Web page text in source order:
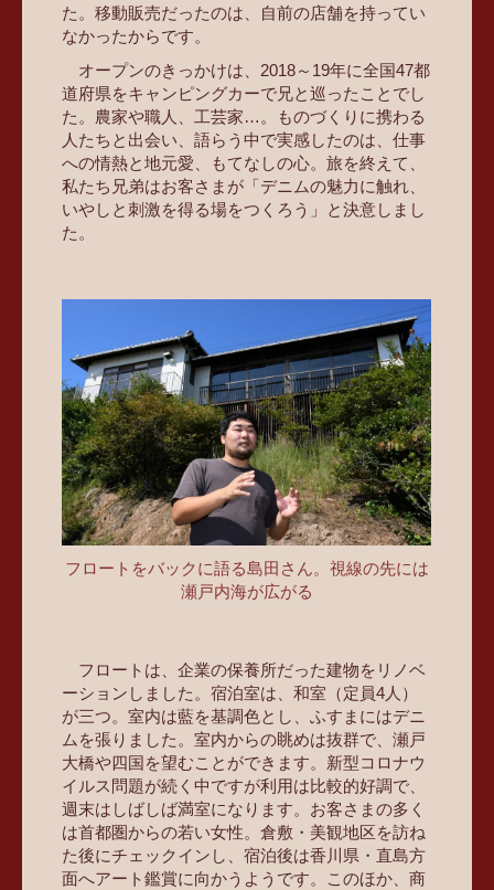
た。移動販売だったのは、自前の店舗を持ってい
なかったからです。
オープンのきっかけは、2018～19年に全国47都
道府県をキャンピングカーで兄と巡ったことでし
た。農家や職人、工芸家…。ものづくりに携わる
人たちと出会い、語らう中で実感したのは、仕事
への情熱と地元愛、もてなしの心。旅を終えて、
私たち兄弟はお客さまが「デニムの魅力に触れ、
いやしと刺激を得る場をつくろう」と決意しまし
た。
フロートをバックに語る島田さん。視線の先には
瀬戸内海が広がる
フロートは、企業の保養所だった建物をリノベ
ーションしました。宿泊室は、和室（定員4人）
が三つ。室内は藍を基調色とし、ふすまにはデニ
ムを張りました。室内からの眺めは抜群で、瀬戸
大橋や四国を望むことができます。新型コロナウ
イルス問題が続く中ですが利用は比較的好調で、
週末はしばしば満室になります。お客さまの多く
は首都圏からの若い女性。倉敷・美観地区を訪ね
た後にチェックインし、宿泊後は香川県・直島方
面へアート鑑賞に向かうようです。このほか、商